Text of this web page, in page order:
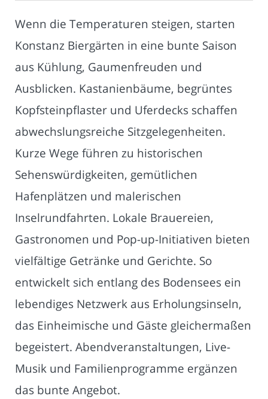
Wenn die Temperaturen steigen, starten
Konstanz Biergärten in eine bunte Saison
aus Kühlung, Gaumenfreuden und
Ausblicken. Kastanienbäume, begrüntes
Kopfsteinpflaster und Uferdecks schaffen
abwechslungsreiche Sitzgelegenheiten.
Kurze Wege führen zu historischen
Sehenswürdigkeiten, gemütlichen
Hafenplätzen und malerischen
Inselrundfahrten. Lokale Brauereien,
Gastronomen und Pop-up-Initiativen bieten
vielfältige Getränke und Gerichte. So
entwickelt sich entlang des Bodensees ein
lebendiges Netzwerk aus Erholungsinseln,
das Einheimische und Gäste gleichermaßen
begeistert. Abendveranstaltungen, Live-
Musik und Familienprogramme ergänzen
das bunte Angebot.